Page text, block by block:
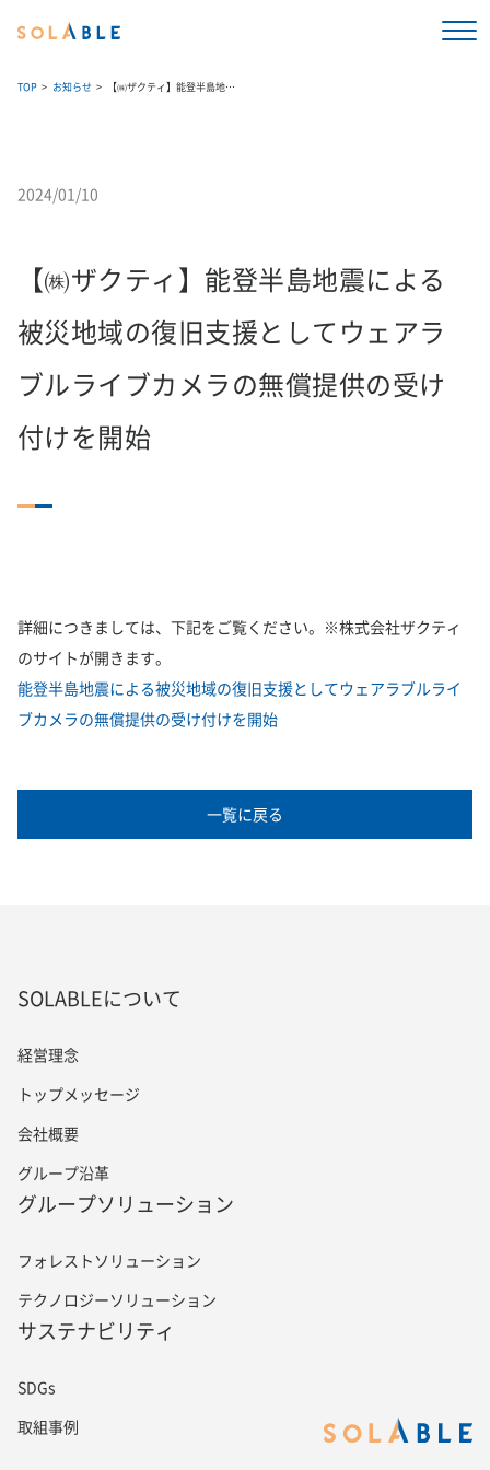
TOP お知らせ 【㈱ザクティ】能登半島地震による被災地域の復旧支援としてウェアラブルライブカメラの無償提供の受け付けを開始
2024/01/10
【㈱ザクティ】能登半島地震による
被災地域の復旧支援としてウェアラ
ブルライブカメラの無償提供の受け
付けを開始
詳細につきましては、下記をご覧ください。※株式会社ザクティ
のサイトが開きます。
能登半島地震による被災地域の復旧支援としてウェアラブルライ
ブカメラの無償提供の受け付けを開始
一覧に戻る
SOLABLEについて
経営理念
トップメッセージ
会社概要
グループ沿革
グループソリューション
フォレストソリューション
テクノロジーソリューション
サステナビリティ
SDGs
取組事例